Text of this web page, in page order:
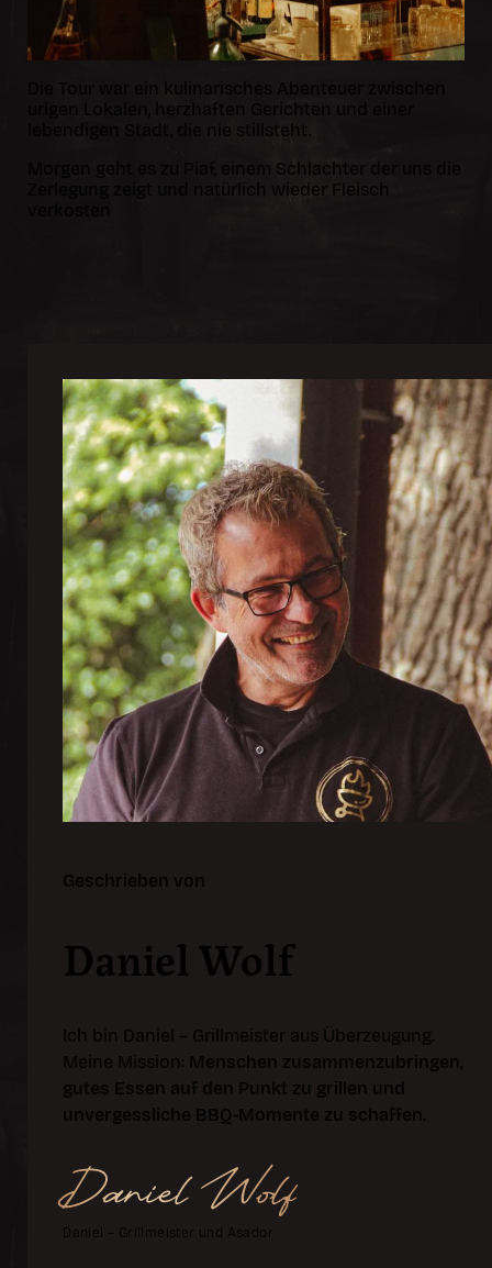
Die Tour war ein kulinarisches Abenteuer zwischen
urigen Lokalen, herzhaften Gerichten und einer
lebendigen Stadt, die nie stillsteht.
Morgen geht es zu Piaf, einem Schlachter der uns die
Zerlegung zeigt und natürlich wieder Fleisch
Geschrieben von
Daniel Wolf
Ich bin Daniel – Grillmeister aus Überzeugung.
Meine Mission: Menschen zusammenzubringen,
gutes Essen auf den Punkt zu grillen und
unvergessliche BBQ-Momente zu schaffen.
Daniel – Grillmeister und Asador